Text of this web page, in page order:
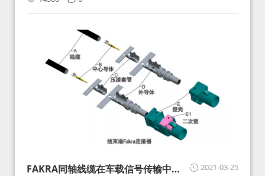
2021-03-25
FAKRA同轴线缆在车载信号传输中的